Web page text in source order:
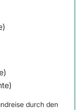
durch den